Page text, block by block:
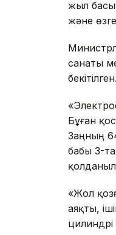
жыл
және
санаты
бекітілген.
Бұған
Заңның
бабы 3-
«Жол
аяқты,